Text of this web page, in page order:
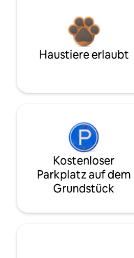
Haustiere erlaubt
Kostenloser
Parkplatz auf dem
Grundstück